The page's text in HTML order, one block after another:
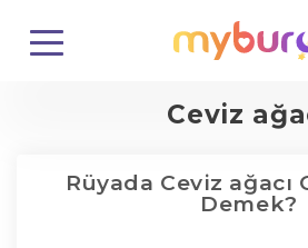
Ceviz
Rüyada Ceviz ağacı
Demek?